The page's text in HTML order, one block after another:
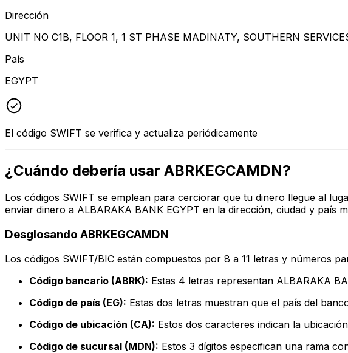
Dirección
UNIT NO C1B, FLOOR 1, 1 ST PHASE MADINATY, SOUTHERN
País
EGYPT
El código SWIFT se verifica y actualiza periódicamente
¿Cuándo debería usar ABRKEGCAMDN?
Los códigos SWIFT se emplean para cerciorar que tu dinero llegue al
enviar dinero a ALBARAKA BANK EGYPT en la dirección, ciudad y país
Desglosando ABRKEGCAMDN
Los códigos SWIFT/BIC están compuestos por 8 a 11 letras y números
Código bancario (ABRK): Estas 4 letras representan ALBARAKA
Código de país (EG): Estas dos letras muestran que el país del
Código de ubicación (CA): Estos dos caracteres indican la
Código de sucursal (MDN): Estos 3 dígitos especifican una rama